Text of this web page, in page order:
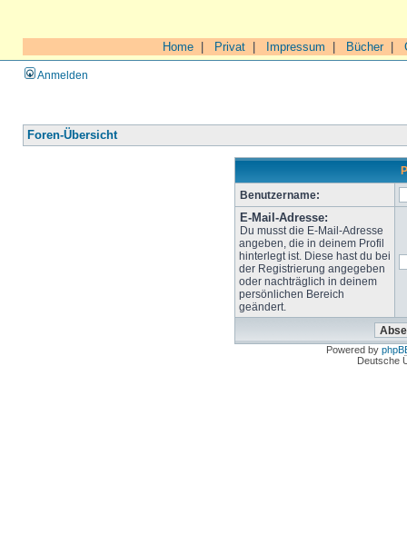
Home Privat Impressum Bücher|
Anmelden
Foren-Übersicht
Benutzername:
E-Mail-Adresse:
Du musst die E-Mail-Adresse
angeben, die in deinem Profil
hinterlegt ist. Diese hast du bei
der Registrierung angegeben
oder nachträglich in deinem
persönlichen Bereich
geändert.
Powered by
Deutsche